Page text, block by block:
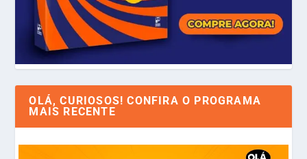
OLÁ, CURIOSOS! CONFIRA O PROGRAMA
MAIS RECENTE